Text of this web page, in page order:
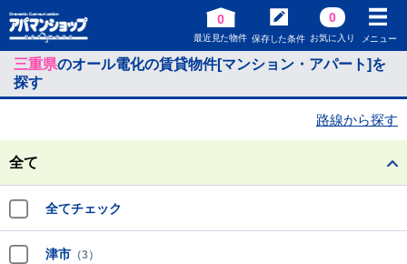
0
最近見た物件 保存した条件
0
お気に入り メニュー
三重県のオール電化の賃貸物件[マンション・アパート]を
探す
路線から探す
全て
全てチェック
津市 （3）